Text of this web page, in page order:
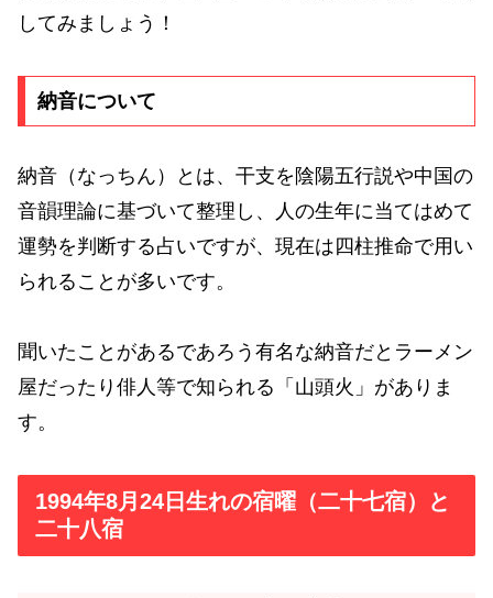
してみましょう！
納音について
納音（なっちん）とは、干支を陰陽五行説や中国の
音韻理論に基づいて整理し、人の生年に当てはめて
運勢を判断する占いですが、現在は四柱推命で用い
られることが多いです。
聞いたことがあるであろう有名な納音だとラーメン
屋だったり俳人等で知られる「山頭火」がありま
す。
1994年8月24日生れの宿曜（二十七宿）と
二十八宿